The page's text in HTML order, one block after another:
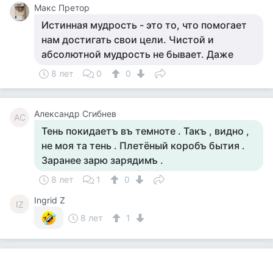
Макс Претор
Истинная мудрость - это то, что помогает
нам достигать свои цели. Чистой и
абсолютной мудрость не бывает. Даже
8 лет 0 0
АС Александр Сгибнев
Тень покидаетъ въ темноте . Такъ , видно ,
не моя та тень . Плетёный коробъ бытия .
Заранее зарю зарядимъ .
8 лет 1 0
IZ
Ingrid Z
8 лет
1